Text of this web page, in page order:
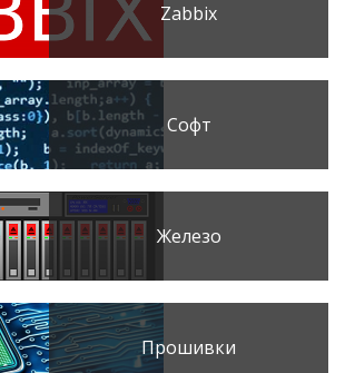
Zabbix
Софт
Железо
Прошивки